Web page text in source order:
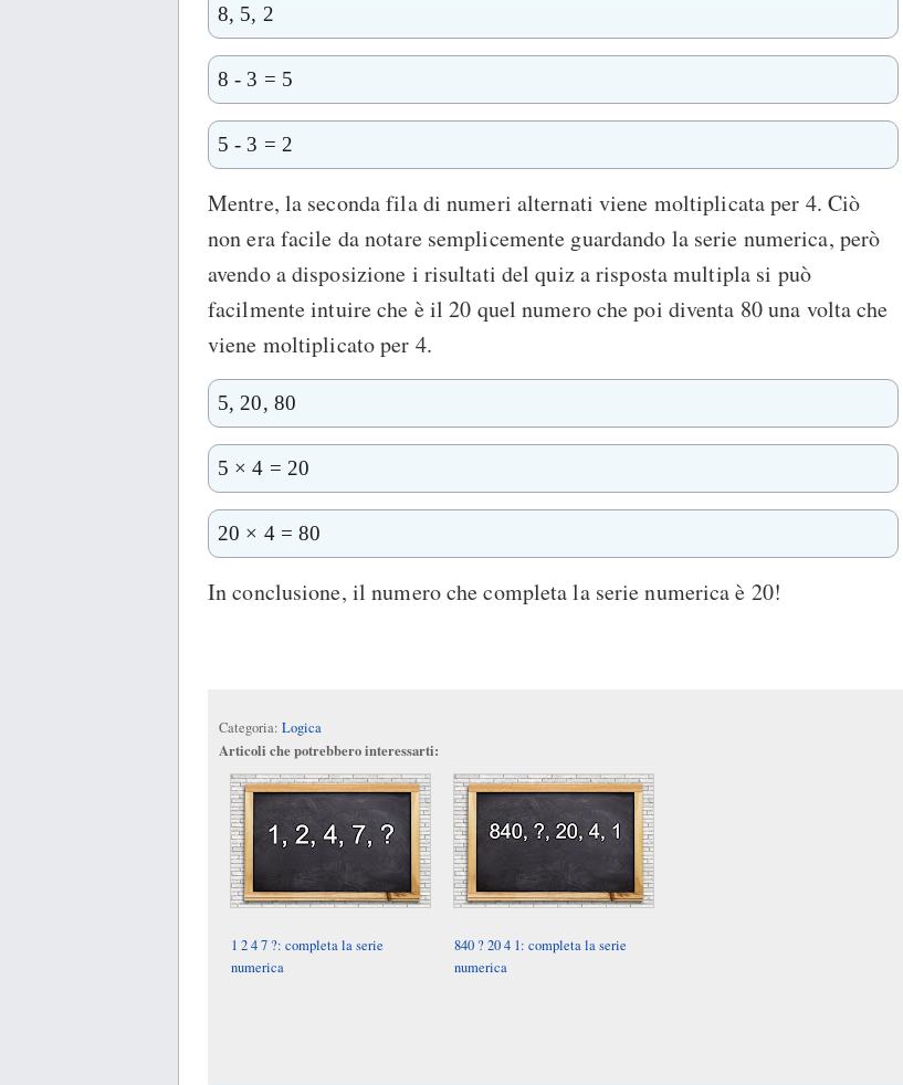
8, 5, 2
8 - 3 = 5
5 - 3 = 2
Mentre, la seconda fila di numeri alternati viene moltiplicata per 4. Ciò
non era facile da notare semplicemente guardando la serie numerica, però
avendo a disposizione i risultati del quiz a risposta multipla si può
facilmente intuire che è il 20 quel numero che poi diventa 80 una volta che
viene moltiplicato per 4.
5, 20, 80
5 × 4 = 20
20 × 4 = 80
In conclusione, il numero che completa la serie numerica è 20!
Categoria: Logica
Articoli che potrebbero interessarti:
1 2 4 7 ?: completa la serie
numerica
840 ? 20 4 1: completa la serie
numerica